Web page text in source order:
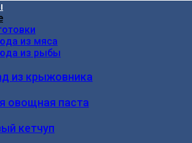
из мяса
из рыбы
из крыжовника
овощная паста
кетчуп